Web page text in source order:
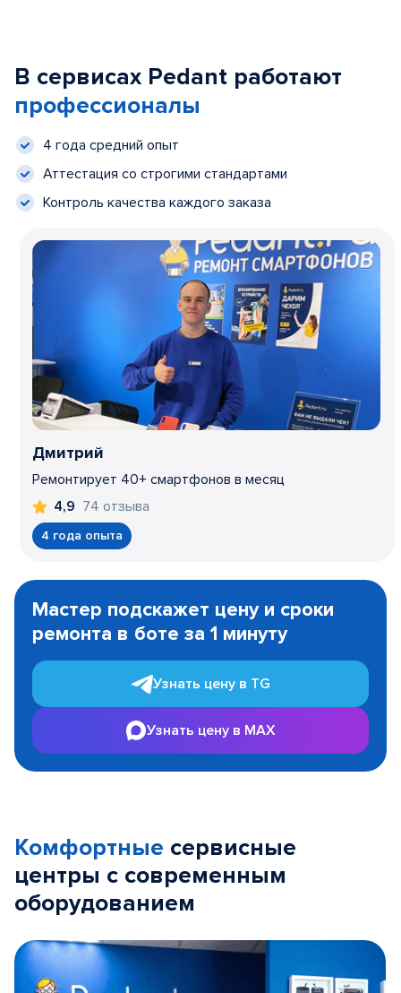
В сервисах Pedant работают
профессионалы
4 года средний опыт
Аттестация со строгими стандартами
Контроль качества каждого заказа
Дмитрий
Ремонтирует 40+ смартфонов в месяц
4,9 74 отзыва
4 года опыта
1
Мастер подскажет цену и сроки
ремонта в боте за 1 минуту
Узнать цену в TG
Узнать цену в MAX
Комфортные сервисные
центры с современным
оборудованием